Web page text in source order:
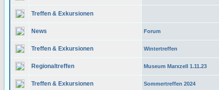
Treffen & Exkursionen
News Forum
Treffen & Exkursionen Wintertreffen
Regionaltreffen Museum Marxzell 1.11.23
Treffen & Exkursionen Sommertreffen 2024